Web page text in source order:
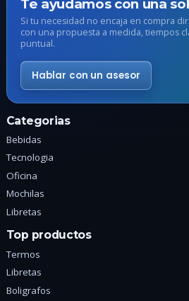
elegir
en
página
de
Te ayudamos con una
Si tu necesidad no encaja en compra
con una propuesta a medida, tiempos
puntual.
Hablar con un asesor
Categorias
Bebidas
Tecnologia
Oficina
Mochilas
Libretas
Top productos
Termos
Libretas
Boligrafos